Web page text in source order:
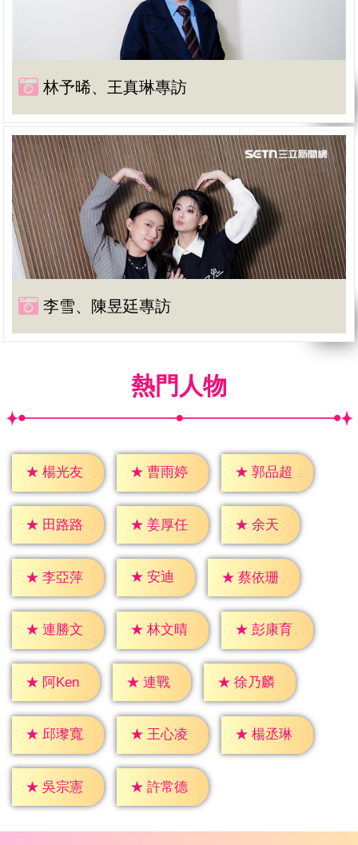
林予晞、王真琳專訪
李雪、陳昱廷專訪
熱門人物
★ 楊光友 ★ 曹雨婷 ★ 郭品超
★ 田路路 ★ 姜厚任 ★ 余天
★ 李亞萍 ★ 安迪 ★ 蔡依珊
★ 連勝文 ★ 林文晴 ★ 彭康育
★ 阿Ken ★ 連戰 ★ 徐乃麟
★ 邱瓈寬 ★ 王心凌 ★ 楊丞琳
★ 吳宗憲 ★ 許常德